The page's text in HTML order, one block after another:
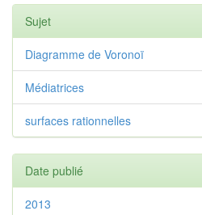
Sujet
Diagramme de Voronoï
Médiatrices
surfaces rationnelles
Date publié
2013